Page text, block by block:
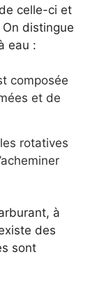
celle-ci et
distingue
eau :
composée
et de
rotatives
à
des
sont